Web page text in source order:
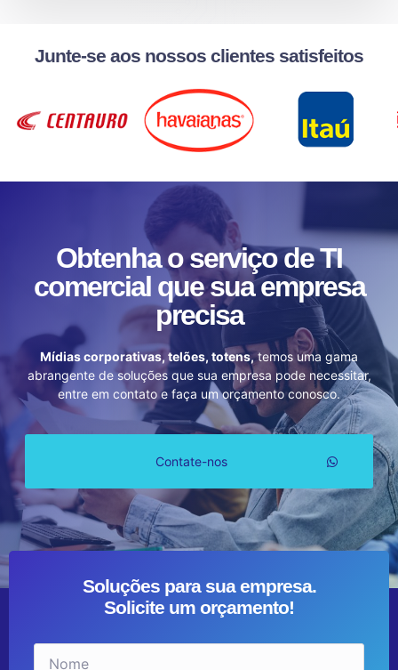
Junte-se aos nossos clientes satisfeitos
Obtenha o serviço de TI
comercial que sua empresa
precisa
Mídias corporativas, telões, totens,temos uma gama
abrangente de soluções que sua empresa pode necessitar,
entre em contato e faça um orçamento conosco.
Contate-nos
Soluções para sua empresa.
Solicite um orçamento!